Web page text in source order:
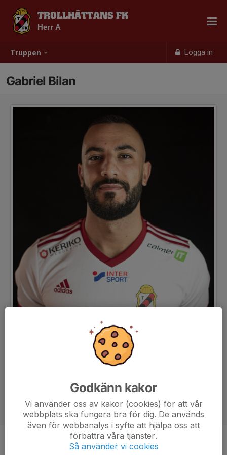
Truppen Logga in
TROLLHÄTTANS FK
Herr A
Gabriel Bilan
30 år
Godkänn kakor
Vi använder oss av kakor (cookies) för att vår
webbplats ska fungera bra för dig. De används
även för webbanalys i syfte att hjälpa oss att
förbättra våra tjänster.
Så använder vi cookies